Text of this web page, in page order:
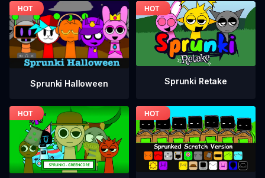
Sprunki Halloween Sprunki Retake